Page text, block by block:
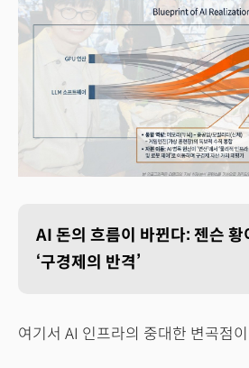
AI 돈의 흐름이 바뀐다: 젠슨 황
‘구경제의 반격’
여기서 AI 인프라의 중대한 변곡점